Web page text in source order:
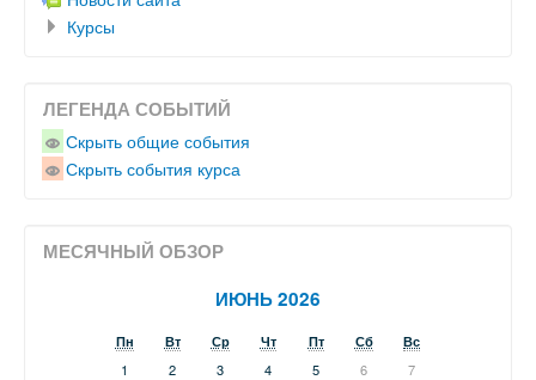
Курсы
ЛЕГЕНДА СОБЫТИЙ
Скрыть общие события
Скрыть события курса
МЕСЯЧНЫЙ ОБЗОР
ИЮНЬ 2026
Пн Вт Ср Чт Пт Сб
Вс
1
2 3 4 5 6
7